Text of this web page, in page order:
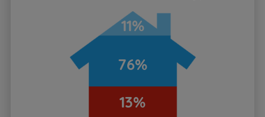
11%
76%
13%